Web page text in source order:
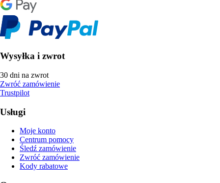
Wysyłka i zwrot
30 dni na zwrot
Zwróć zamówienie
Trustpilot
Usługi
Moje konto
Centrum pomocy
Śledź zamówienie
Zwróć zamówienie
Kody rabatowe